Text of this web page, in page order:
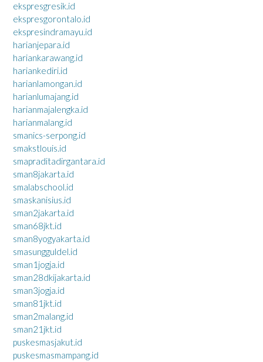
ekspresgresik.id
ekspresgorontalo.id
ekspresindramayu.id
harianjepara.id
hariankarawang.id
hariankediri.id
harianlamongan.id
harianlumajang.id
harianmajalengka.id
harianmalang.id
smanics-serpong.id
smakstlouis.id
smapraditadirgantara.id
sman8jakarta.id
smalabschool.id
smaskanisius.id
sman2jakarta.id
sman68jkt.id
sman8yogyakarta.id
smasungguldel.id
sman1jogja.id
sman28dkijakarta.id
sman3jogja.id
sman81jkt.id
sman2malang.id
sman21jkt.id
puskesmasjakut.id
puskesmasmampang.id